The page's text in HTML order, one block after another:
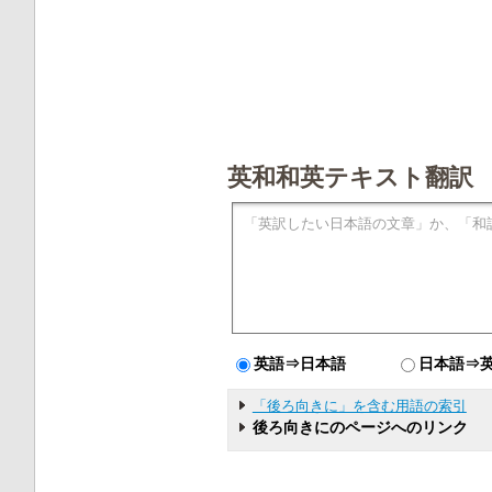
英和和英テキスト翻訳
英語⇒日本語 日本語⇒
「後ろ向きに」を含む用語の索引
後ろ向きにのページへのリンク